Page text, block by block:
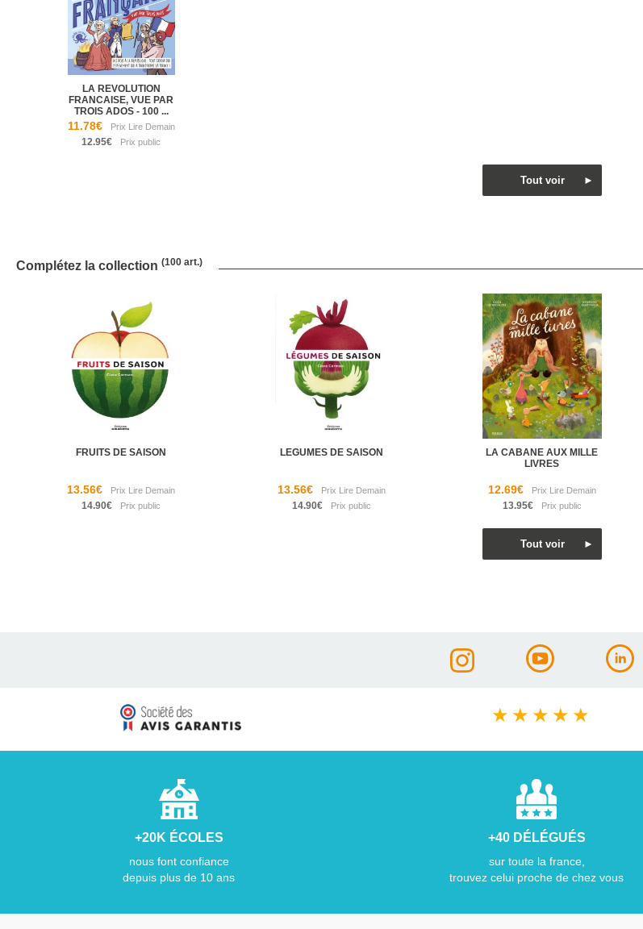
LA REVOLUTION
FRANCAISE, VUE PAR
TROIS ADOS - 100 ...
11.78€
12.95€
Complétez la collection (100 art.)
FRUITS DE SAISON
13.56€
14.90€
LEGUMES DE SAISON
13.56€
14.90€
LA CABANE AUX MILLE
LIVRES
12.69€
13.95€
★ ★ ★ ★ ★
+20K ÉCOLES
nous font confiance
depuis plus de 10 ans
+40 DÉLÉGUÉS
sur toute la france,
trouvez celui proche de chez vous